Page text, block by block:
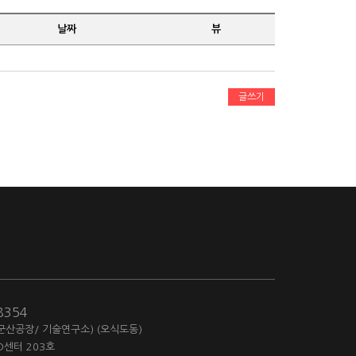
날짜 뷰
글쓰기
공장/ 기술연구소) (오식도동)
센터 203호